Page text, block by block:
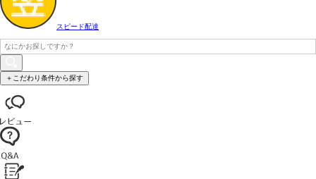
スピード配達
＋こだわり条件から探す